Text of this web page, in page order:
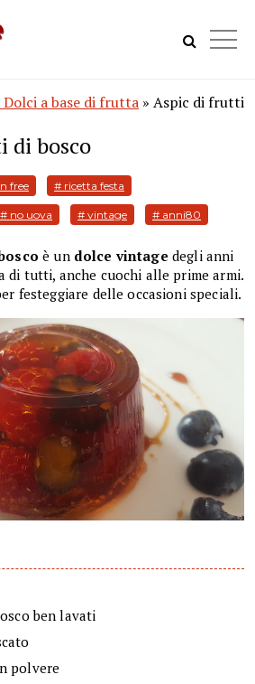
a base di frutta » Aspic di frutti
di bosco
free # ricetta festa
# no uova # vintage # anni80
è un dolce vintage degli anni
tutti, anche cuochi alle prime armi.
festeggiare delle occasioni speciali.
ben lavati
polvere